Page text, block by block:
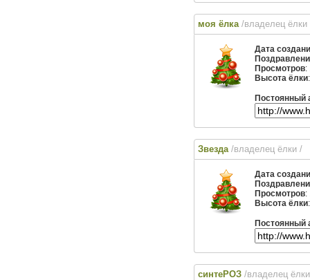
моя ёлка /владелец ёлки
Дата
Просмотров:
Высота ёлки
Постоянный
Звезда /владелец ёлки /
Дата
Просмотров:
Высота ёлки
Постоянный
синтеРОЗ /владелец